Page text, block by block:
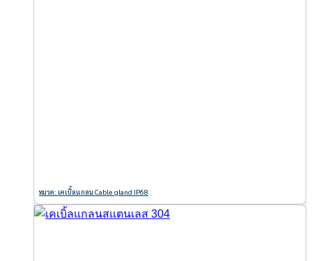
หมวด: เคเบิ้ลแกลน Cable gland IP68